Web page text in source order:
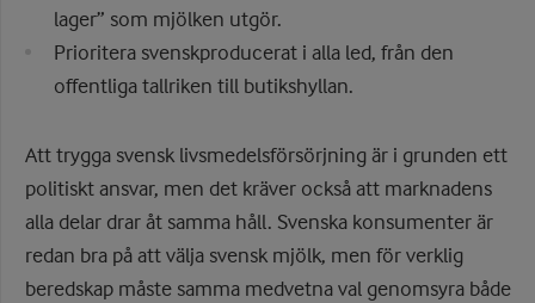
lager” som mjölken utgör.
Prioritera svenskproducerat i alla led, från den
offentliga tallriken till butikshyllan.
Att trygga svensk livsmedelsförsörjning är i grunden ett
politiskt ansvar, men det kräver också att marknadens
alla delar drar åt samma håll. Svenska konsumenter är
redan bra på att välja svensk mjölk, men för verklig
beredskap måste samma medvetna val genomsyra både